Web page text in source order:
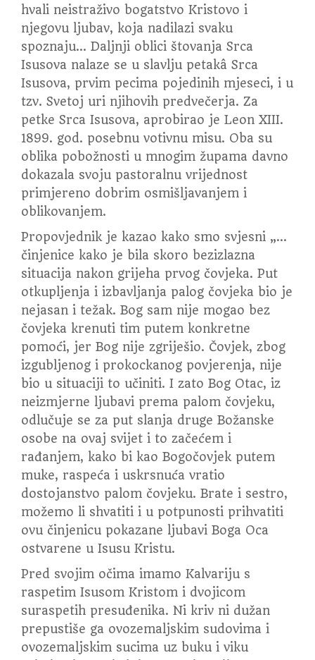
hvali neistraživo bogatstvo Kristovo i
njegovu ljubav, koja nadilazi svaku
spoznaju… Daljnji oblici štovanja Srca
Isusova nalaze se u slavlju petakâ Srca
Isusova, prvim pecima pojedinih mjeseci, i u
tzv. Svetoj uri njihovih predvečerja. Za
petke Srca Isusova, aprobirao je Leon XIII.
1899. god. posebnu votivnu misu. Oba su
oblika pobožnosti u mnogim župama davno
dokazala svoju pastoralnu vrijednost
primjereno dobrim osmišljava­njem i
oblikovanjem.
Propovjednik je kazao kako smo svjesni „…
činjenice kako je bila skoro bezizlazna
situacija nakon grijeha prvog čovjeka. Put
otkupljenja i izbavljanja palog čovjeka bio je
nejasan i težak. Bog sam nije mogao bez
čovjeka krenuti tim putem konkretne
pomoći, jer Bog nije zgriješio. Čovjek, zbog
izgubljenog i prokockanog povjerenja, nije
bio u situaciji to učiniti. I zato Bog Otac, iz
neizmjerne ljubavi prema palom čovjeku,
odlučuje se za put slanja druge Božanske
osobe na ovaj svijet i to začećem i
rađanjem, kako bi kao Bogočovjek putem
muke, raspeća i uskrsnuća vratio
dostojanstvo palom čovjeku. Brate i sestro,
možemo li shvatiti i u potpunosti prihvatiti
ovu činjenicu pokazane ljubavi Boga Oca
ostvarene u Isusu Kristu.
Pred svojim očima imamo Kalvariju s
raspetim Isusom Kristom i dvojicom
suraspetih presuđenika. Ni kriv ni dužan
prepustiše ga ovozemaljskim sudovima i
ovozemaljskim sucima uz buku i viku